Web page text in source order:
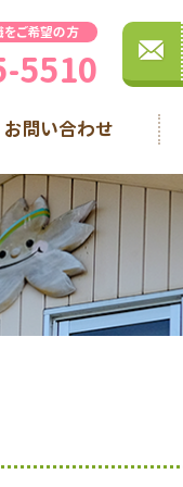
ご希望の方
5510
お問い合わせ